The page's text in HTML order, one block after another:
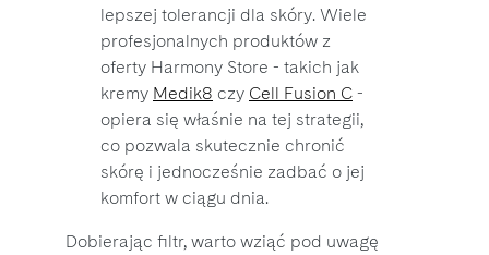
lepszej tolerancji dla skóry. Wiele
profesjonalnych produktów z
oferty Harmony Store - takich jak
kremy Medik8 czy Cell Fusion C -
opiera się właśnie na tej strategii,
co pozwala skutecznie chronić
skórę i jednocześnie zadbać o jej
komfort w ciągu dnia.
Dobierając filtr, warto wziąć pod uwagę